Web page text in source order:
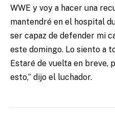
WWE y voy a hacer una
mantendré en el hospital
ser capaz de defender mi
este domingo. Lo siento a
Estaré de vuelta en breve,
esto,” dijo el luchador.